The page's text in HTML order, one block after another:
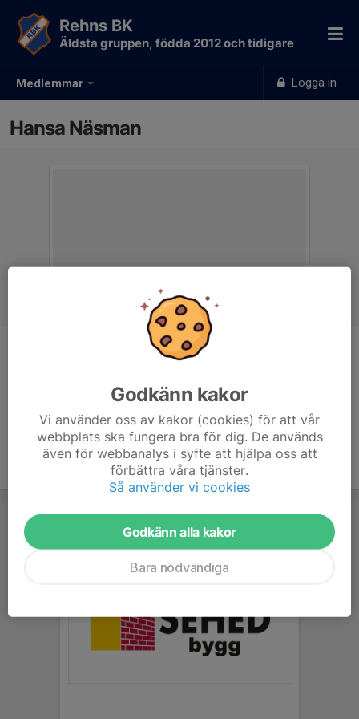
Medlemmar Logga in
Rehns BK
Äldsta gruppen, födda 2012 och tidigare
Hansa Näsman
Godkänn kakor
Vi använder oss av kakor (cookies) för att vår
webbplats ska fungera bra för dig. De används
även för webbanalys i syfte att hjälpa oss att
förbättra våra tjänster.
Så använder vi cookies
Godkänn alla kakor
Bara nödvändiga